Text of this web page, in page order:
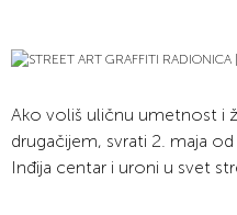
Ako voliš uličnu umetnost i
drugačijem, svrati 2. maja
Inđija centar i uroni u svet